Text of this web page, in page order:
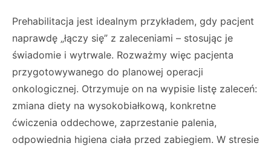
Prehabilitacja jest idealnym przykładem, gdy pacjent
naprawdę „łączy się” z zaleceniami – stosując je
świadomie i wytrwale. Rozważmy więc pacjenta
przygotowywanego do planowej operacji
onkologicznej. Otrzymuje on na wypisie listę zaleceń:
zmiana diety na wysokobiałkową, konkretne
ćwiczenia oddechowe, zaprzestanie palenia,
odpowiednia higiena ciała przed zabiegiem. W stresie